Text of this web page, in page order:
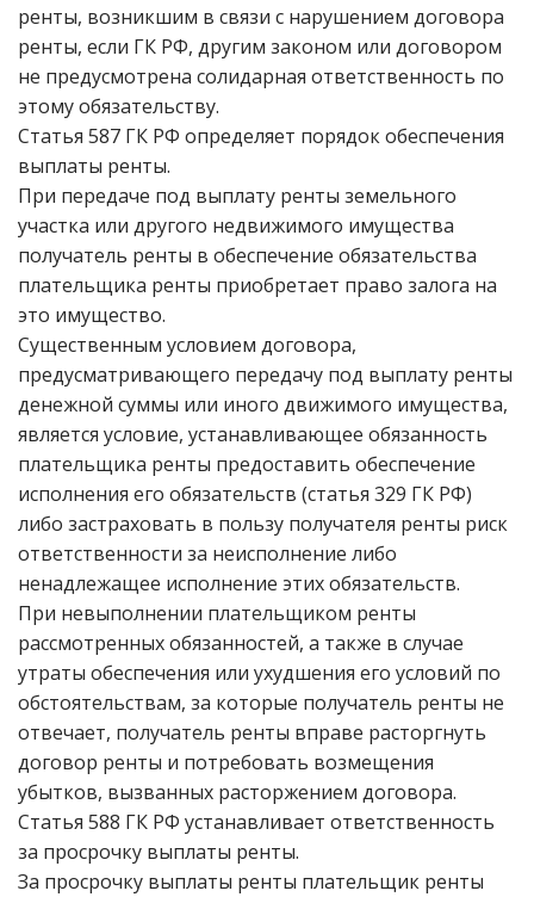
ренты, возникшим в связи с нарушением договора
ренты, если ГК РФ, другим законом или договором
не предусмотрена солидарная ответственность по
этому обязательству.
Статья 587 ГК РФ определяет порядок обеспечения
выплаты ренты.
При передаче под выплату ренты земельного
участка или другого недвижимого имущества
получатель ренты в обеспечение обязательства
плательщика ренты приобретает право залога на
это имущество.
Существенным условием договора,
предусматривающего передачу под выплату ренты
денежной суммы или иного движимого имущества,
является условие, устанавливающее обязанность
плательщика ренты предоставить обеспечение
исполнения его обязательств (статья 329 ГК РФ)
либо застраховать в пользу получателя ренты риск
ответственности за неисполнение либо
ненадлежащее исполнение этих обязательств.
При невыполнении плательщиком ренты
рассмотренных обязанностей, а также в случае
утраты обеспечения или ухудшения его условий по
обстоятельствам, за которые получатель ренты не
отвечает, получатель ренты вправе расторгнуть
договор ренты и потребовать возмещения
убытков, вызванных расторжением договора.
Статья 588 ГК РФ устанавливает ответственность
за просрочку выплаты ренты.
За просрочку выплаты ренты плательщик ренты